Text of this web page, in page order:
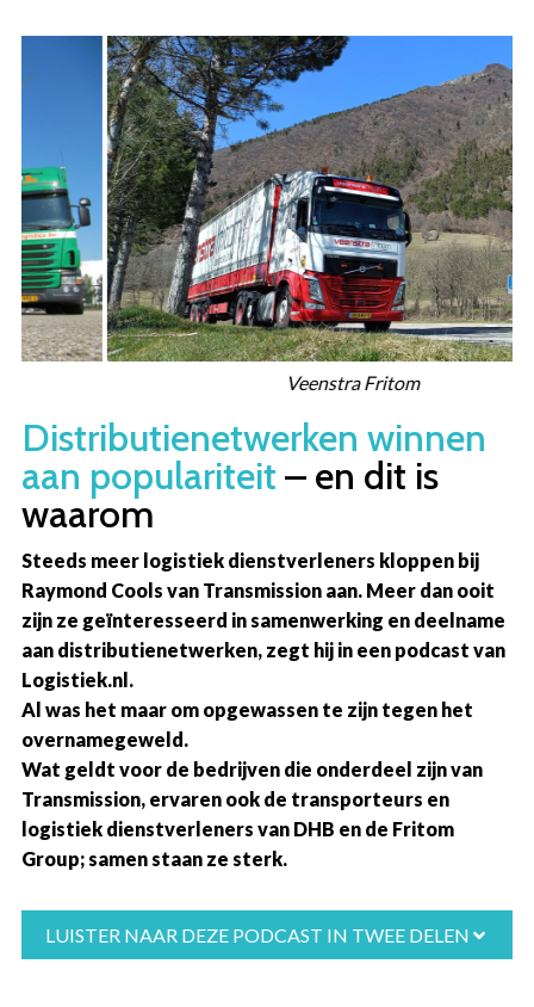
naar
gaan
Veenstra Fritom
Distributienetwerken winnen
aan populariteit – en dit is
waarom
Steeds meer logistiek dienstverleners kloppen bij
Raymond Cools van Transmission aan. Meer dan ooit
zijn ze geïnteresseerd in samenwerking en deelname
aan distributienetwerken, zegt hij in een podcast van
Logistiek.nl.
Al was het maar om opgewassen te zijn tegen het
overnamegeweld.
Wat geldt voor de bedrijven die onderdeel zijn van
Transmission, ervaren ook de transporteurs en
logistiek dienstverleners van DHB en de Fritom
Group; samen staan ze sterk.
LUISTER NAAR DEZE PODCAST IN TWEE DELEN